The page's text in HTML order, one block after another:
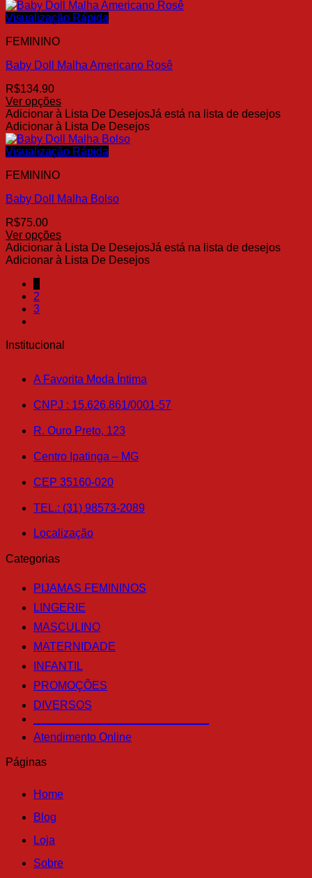
produto
tem
várias
As
podem
escolhidas
na
página
do
produto
Visualização Rápida
FEMININO
Baby Doll Malha Americano Rosê
R$134.90
Ver opções
Este
produto
tem
várias
As
podem
escolhidas
na
página
do
produto
Adicionar à Lista De DesejosJá está na lista de desejos
Adicionar à Lista De Desejos
Visualização Rápida
FEMININO
Baby Doll Malha Bolso
R$75.00
Ver opções
Este
produto
várias
variantes.
opções
ser
página
produto
Adicionar à Lista De DesejosJá está na lista de desejos
Adicionar à Lista De Desejos
2
3
Institucional
A Favorita Moda Íntima
CNPJ : 15.626.861/0001-57
R. Ouro Preto, 123
Centro Ipatinga – MG
CEP 35160-020
TEL.: (31) 98573-2089
Localização
Categorias
PIJAMAS FEMININOS
LINGERIE
MASCULINO
MATERNIDADE
INFANTIL
PROMOÇÕES
DIVERSOS
Atendimento Online
Páginas
Home
Blog
Loja
Sobre